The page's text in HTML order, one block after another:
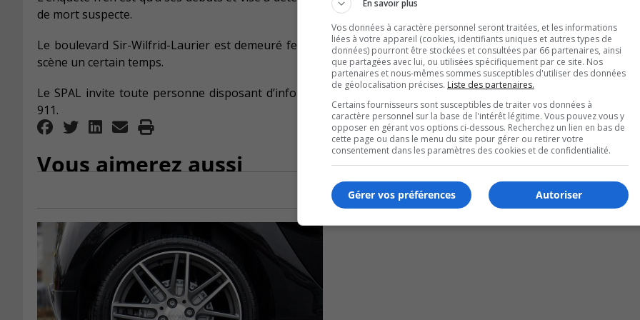
de mort suspecte.
Le boulevard Sir-Wilfrid-Laurier est demeuré fermé entre le parc Marquis et le boulevard Édouard pour
scène un certain temps.
Le SPAL invite toute personne disposant d’informations à communiquer avec la ligne Info-Azimut ou à
911.
Vous aimerez aussi
En savoir plus
Vos données à caractère personnel seront traitées, et les informations
liées à votre appareil (cookies, identifiants uniques et autres types de
données) pourront être stockées et consultées par 66 partenaires, ainsi
que partagées avec lui, ou utilisées spécifiquement par ce site. Nos
partenaires et nous-mêmes sommes susceptibles d'utiliser des données
de géolocalisation précises. Liste des partenaires.
Certains fournisseurs sont susceptibles de traiter vos données à
caractère personnel sur la base de l'intérêt légitime. Vous pouvez vous y
opposer en gérant vos options ci-dessous. Recherchez un lien en bas de
cette page ou dans le menu du site pour gérer ou retirer votre
consentement dans les paramètres des cookies et de confidentialité.
Autoriser
Gérer vos préférences